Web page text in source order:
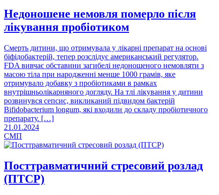
Недоношене немовля померло після
лікування пробіотиком
Смерть дитини, що отримувала у лікарні препарат на основі
біфідобактерій, тепер розслідує американський регулятор.
FDA вивчає обставини загибелі недоношеного немовляти з
масою тіла при народженні менше 1000 грамів, яке
отримувало добавку з пробіотиками в рамках
внутрішньолікарняного догляду. На тлі лікування у дитини
розвинувся сепсис, викликаний підвидом бактерій
Bifidobacterium longum, які входили до складу пробіотичного
препарату. […]
21.01.2024
СМП
Посттравматичний стресовий розлад
(ПТСР)